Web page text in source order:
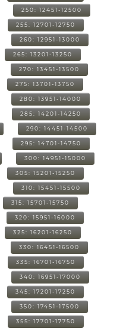
250: 12451-12500
255: 12701-12750
260: 12951-13000
265: 13201-13250
270: 13451-13500
275: 13701-13750
280: 13951-14000
285: 14201-14250
290: 14451-14500
295: 14701-14750
300: 14951-15000
305: 15201-15250
310: 15451-15500
315: 15701-15750
320: 15951-16000
325: 16201-16250
330: 16451-16500
335: 16701-16750
340: 16951-17000
345: 17201-17250
350: 17451-17500
355: 17701-17750